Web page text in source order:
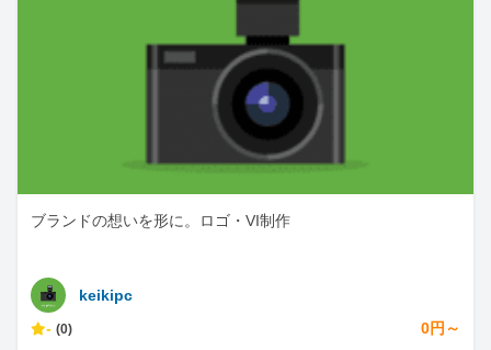
ブランドの想いを形に。ロゴ・VI制作
keikipc
- (0) 0円～